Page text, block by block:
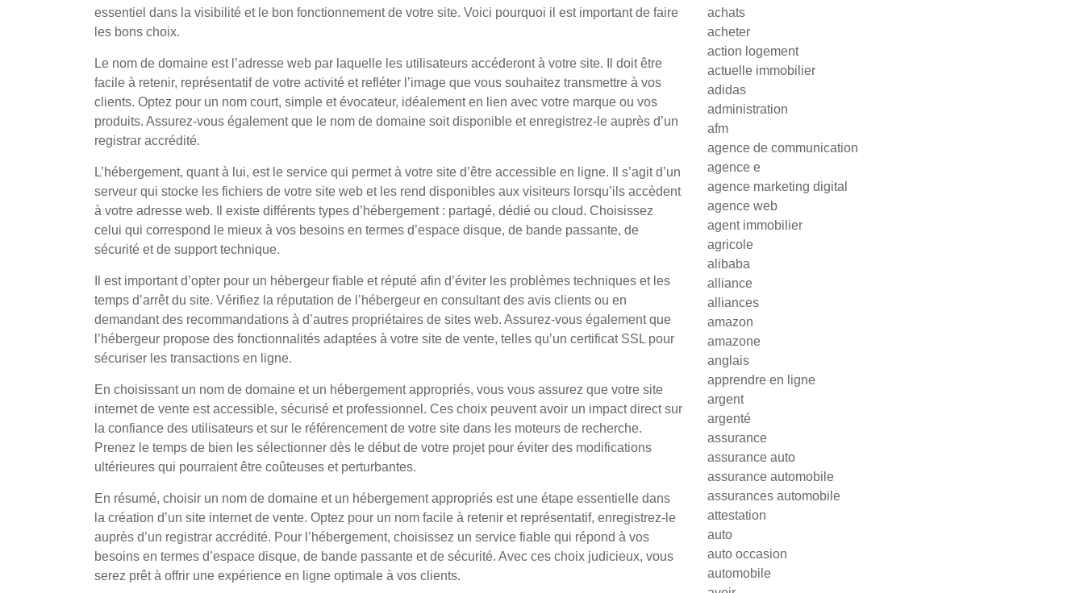
essentiel dans la visibilité et le bon fonctionnement de votre site. Voici pourquoi il est important de faire
les bons choix.
Le nom de domaine est l’adresse web par laquelle les utilisateurs accéderont à votre site. Il doit être
facile à retenir, représentatif de votre activité et refléter l’image que vous souhaitez transmettre à vos
clients. Optez pour un nom court, simple et évocateur, idéalement en lien avec votre marque ou vos
produits. Assurez-vous également que le nom de domaine soit disponible et enregistrez-le auprès d’un
registrar accrédité.
L’hébergement, quant à lui, est le service qui permet à votre site d’être accessible en ligne. Il s’agit d’un
serveur qui stocke les fichiers de votre site web et les rend disponibles aux visiteurs lorsqu’ils accèdent
à votre adresse web. Il existe différents types d’hébergement : partagé, dédié ou cloud. Choisissez
celui qui correspond le mieux à vos besoins en termes d’espace disque, de bande passante, de
sécurité et de support technique.
Il est important d’opter pour un hébergeur fiable et réputé afin d’éviter les problèmes techniques et les
temps d’arrêt du site. Vérifiez la réputation de l’hébergeur en consultant des avis clients ou en
demandant des recommandations à d’autres propriétaires de sites web. Assurez-vous également que
l’hébergeur propose des fonctionnalités adaptées à votre site de vente, telles qu’un certificat SSL pour
sécuriser les transactions en ligne.
En choisissant un nom de domaine et un hébergement appropriés, vous vous assurez que votre site
internet de vente est accessible, sécurisé et professionnel. Ces choix peuvent avoir un impact direct sur
la confiance des utilisateurs et sur le référencement de votre site dans les moteurs de recherche.
Prenez le temps de bien les sélectionner dès le début de votre projet pour éviter des modifications
ultérieures qui pourraient être coûteuses et perturbantes.
En résumé, choisir un nom de domaine et un hébergement appropriés est une étape essentielle dans
la création d’un site internet de vente. Optez pour un nom facile à retenir et représentatif, enregistrez-le
auprès d’un registrar accrédité. Pour l’hébergement, choisissez un service fiable qui répond à vos
besoins en termes d’espace disque, de bande passante et de sécurité. Avec ces choix judicieux, vous
serez prêt à offrir une expérience en ligne optimale à vos clients.
achats
acheter
action logement
actuelle immobilier
adidas
administration
afm
agence de communication
agence e
agence marketing digital
agence web
agent immobilier
agricole
alibaba
alliance
alliances
amazon
amazone
anglais
apprendre en ligne
argent
argenté
assurance
assurance auto
assurance automobile
assurances automobile
attestation
auto
auto occasion
automobile